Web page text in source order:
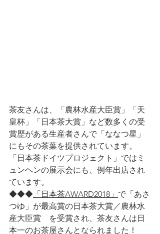
茶友さんは、「農林水産大臣賞」「天
皇杯」「日本茶大賞」など数多くの受
賞歴がある生産者さんで「ななつ星」
にもその茶葉を提供されています。
「日本茶ドイツプロジェクト」ではミ
ュンヘンの展示会にも、例年出店され
ています。
◆◆◆ 「日本茶AWARD2018」 で「あさ
つゆ」が最高賞の日本茶大賞／農林水
産大臣賞　を受賞され、茶友さんは日
本一のお茶屋さんとなられました！